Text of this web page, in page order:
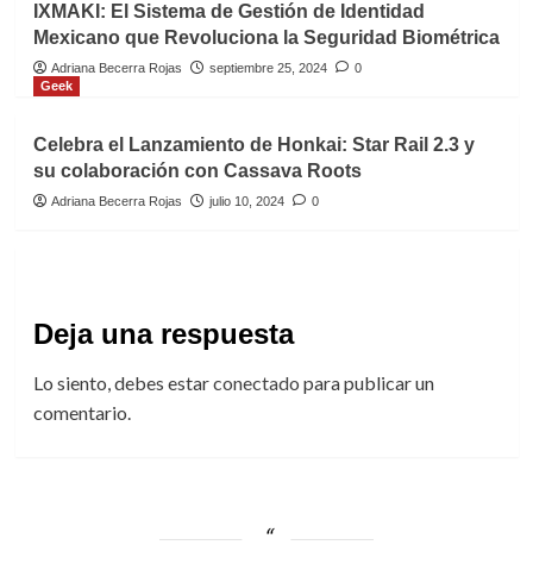
IXMAKI: El Sistema de Gestión de Identidad
Mexicano que Revoluciona la Seguridad Biométrica
Adriana Becerra Rojas septiembre 25, 2024
0
Geek
Celebra el Lanzamiento de Honkai: Star Rail 2.3 y
su colaboración con Cassava Roots
Adriana Becerra Rojas julio 10, 2024 0
Deja una respuesta
Lo siento, debes estarconectado para publicar un
comentario.